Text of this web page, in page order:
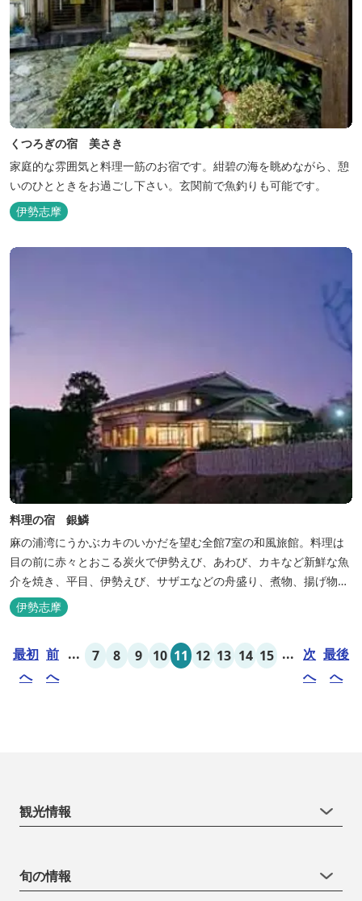
くつろぎの宿 美さき
家庭的な雰囲気と料理一筋のお宿です。紺碧の海を眺めながら、憩
いのひとときをお過ごし下さい。玄関前で魚釣りも可能です。
伊勢志摩
料理の宿 銀鱗
麻の浦湾にうかぶカキのいかだを望む全館7室の和風旅館。料理は
目の前に赤々とおこる炭火で伊勢えび、あわび、カキなど新鮮な魚
介を焼き、平目、伊勢えび、サザエなどの舟盛り、煮物、揚げ物な
どの懐石料理。
伊勢志摩
最初
へ
前
へ
... 7 8 9 10 11 12 13 14 15 ... 次
へ
最後
へ
観光情報
旬の情報